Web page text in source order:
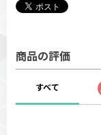
商品の評価
すべて